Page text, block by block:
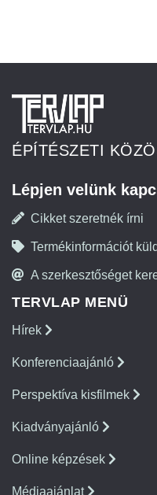
ÉPÍTÉSZETI
Lépjen velünk
Cikket szeretnék írni
Termékinformációt
A szerkesztőséget
TERVLAP MENÜ
Hírek
Konferenciaajánló
Perspektíva kisfilmek
Kiadványajánló
Online képzések
Médiaajánlat